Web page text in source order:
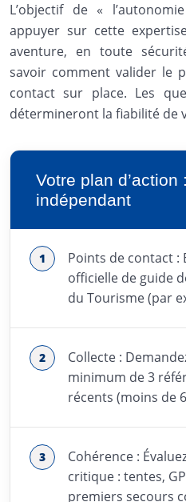
L’objectif de «
appuyer sur cette
aventure, en toute
savoir comment valider le
contact sur place. Les
détermineront la fiabilité de
Votre plan
indépendant
Points de contact :
officielle de guide
du Tourisme (par
Collecte :
minimum de 3
récents (moins de
Cohérence :
critique : tentes,
premiers secours